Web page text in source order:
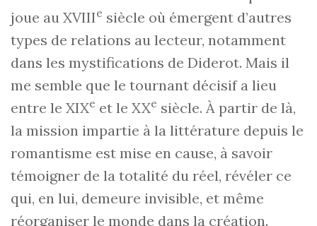
joue au XVIIIe siècle où émergent d’autres
types de relations au lecteur, notamment
dans les mystifications de Diderot. Mais il
me semble que le tournant décisif a lieu
entre le XIXe et le XXe siècle. À partir de là,
la mission impartie à la littérature depuis le
romantisme est mise en cause, à savoir
témoigner de la totalité du réel, révéler ce
qui, en lui, demeure invisible, et même
réorganiser le monde dans la création.